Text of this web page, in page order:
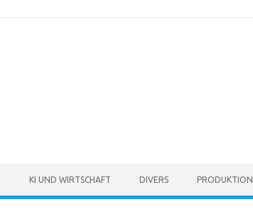
KI UND WIRTSCHAFT DIVERS PRODUKTION